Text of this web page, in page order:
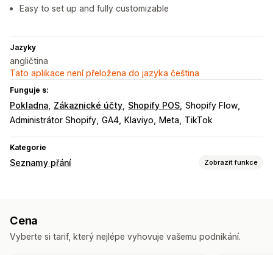
Easy to set up and fully customizable
Jazyky
angličtina
Tato aplikace není přeložena do jazyka čeština
Funguje s:
Pokladna Zákaznické účty Shopify POS Shopify Flow
Administrátor Shopify GA4 Klaviyo Meta TikTok
Kategorie
Seznamy přání Zobrazit funkce
Seznam přání hostů
Cena
Vyberte si tarif, který nejlépe vyhovuje vašemu podnikání.